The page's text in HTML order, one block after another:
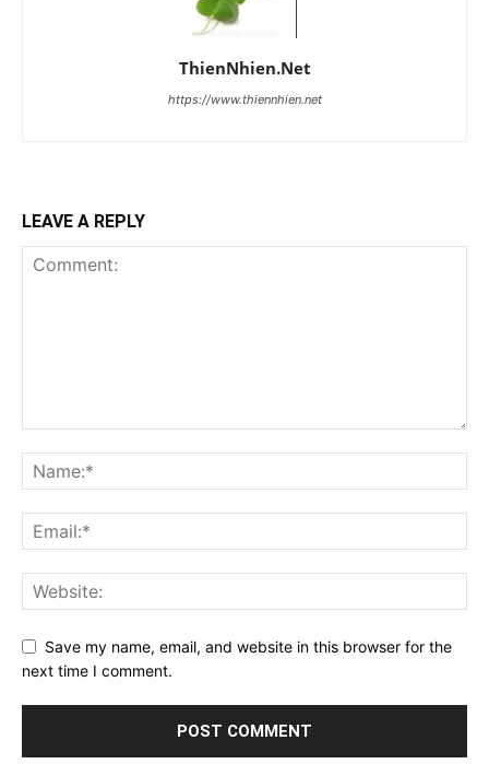
ThienNhien.Net
https://www.thiennhien.net
LEAVE A REPLY
Save my name, email, and website in this browser for the
next time I comment.